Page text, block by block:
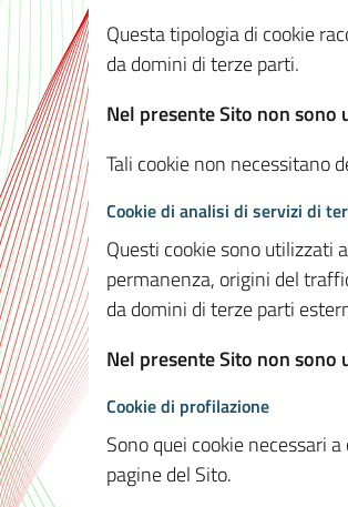
Questa tipologia di cookie
da domini di terze parti.
Nel presente Sito non
Tali cookie non necessitano
Cookie di analisi di servizi di
Questi cookie sono utilizzati
permanenza, origini del
da domini di terze parti
Nel presente Sito non sono
Cookie di profilazione
Sono quei cookie necessari
pagine del Sito.